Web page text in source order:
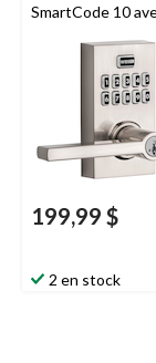
SmartCode 10
pêne dormant sans
clé, nickel satiné
199,99 $
2 en stock